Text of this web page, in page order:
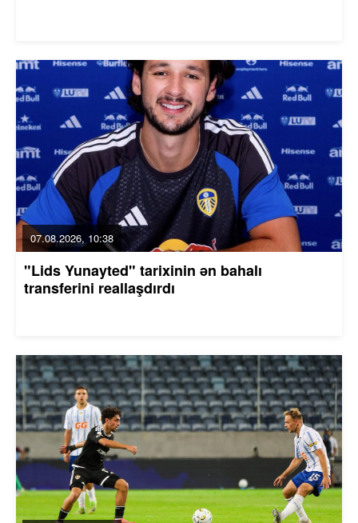
07.08.2026, 10:38
"Lids Yunayted" tarixinin ən bahalı
transferini reallaşdırdı